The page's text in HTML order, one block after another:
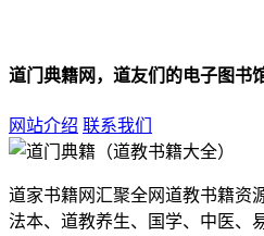
道门典籍网，道友们的电子图书
网站介绍 联系我们
道家书籍网汇聚全网道教书籍资
法本、道教养生、国学、中医、